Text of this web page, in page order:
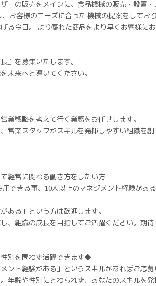
ーの販売をメインに、食品機械の販売・設置
お客様のニーズに合った 機械の提案をしており
る今日。 より優れた商品をより早くお客様に
』を募集いたします。
未来へと導いてください。
業戦略を考えて行く業務をお任せします。
営業スタッフがスキルを発揮しやすい組織を
経営に関わる働き方をしたい方
できる事、10人以上のマネジメント経験がある
ある」という方は歓迎します。
、組織の成長を目指してご活躍ください。期待
別を問わず活躍できます◆
ント経験がある」というスキルがあればご応募
年齢や性別にとわられず、あなたのスキルを